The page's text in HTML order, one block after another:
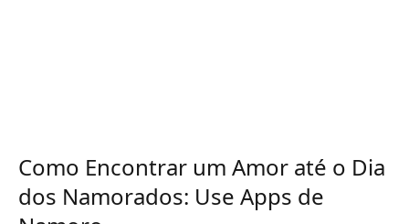
Como Encontrar um Amor até o Dia
dos Namorados: Use Apps de